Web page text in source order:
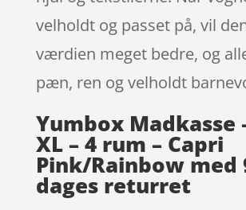
velholdt og passet på, vil
værdien meget bedre, og
pæn, ren og velholdt
Yumbox Madkasse
XL – 4 rum – Capri
Pink/Rainbow med
dages returret